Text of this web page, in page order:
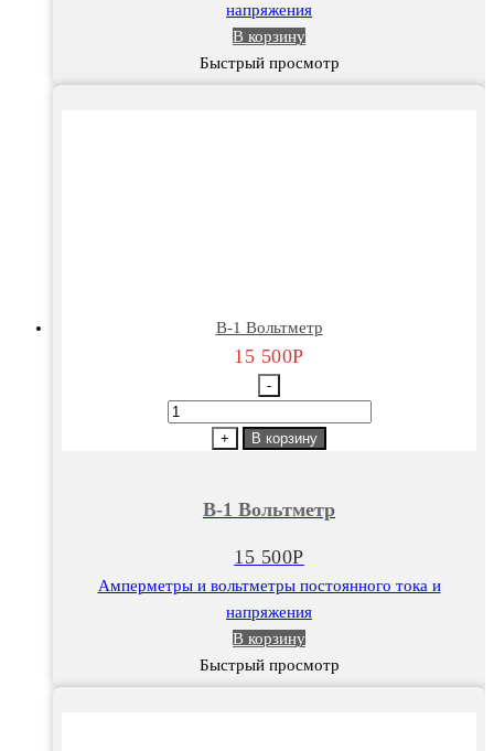
напряжения
В корзину
Быстрый просмотр
В-1 Вольтметр
15 500Р
-
Количество
+ В корзину
В-1 Вольтметр
15 500Р
Амперметры и вольтметры постоянного тока и
напряжения
В корзину
Быстрый просмотр